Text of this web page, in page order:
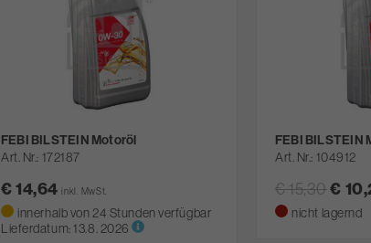
FEBI BILSTEIN Motoröl
Art. Nr. 172187
€ 14,64inkl. MwSt.
innerhalb von 24 Stunden verfügbar
Lieferdatum:13.8. 2026
FEBI BILSTEIN
Art. Nr. 104912
€ 15,30€
nicht lagernd